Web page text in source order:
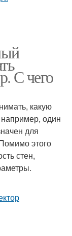
С чего
какую
например, один
для
этого
стен,